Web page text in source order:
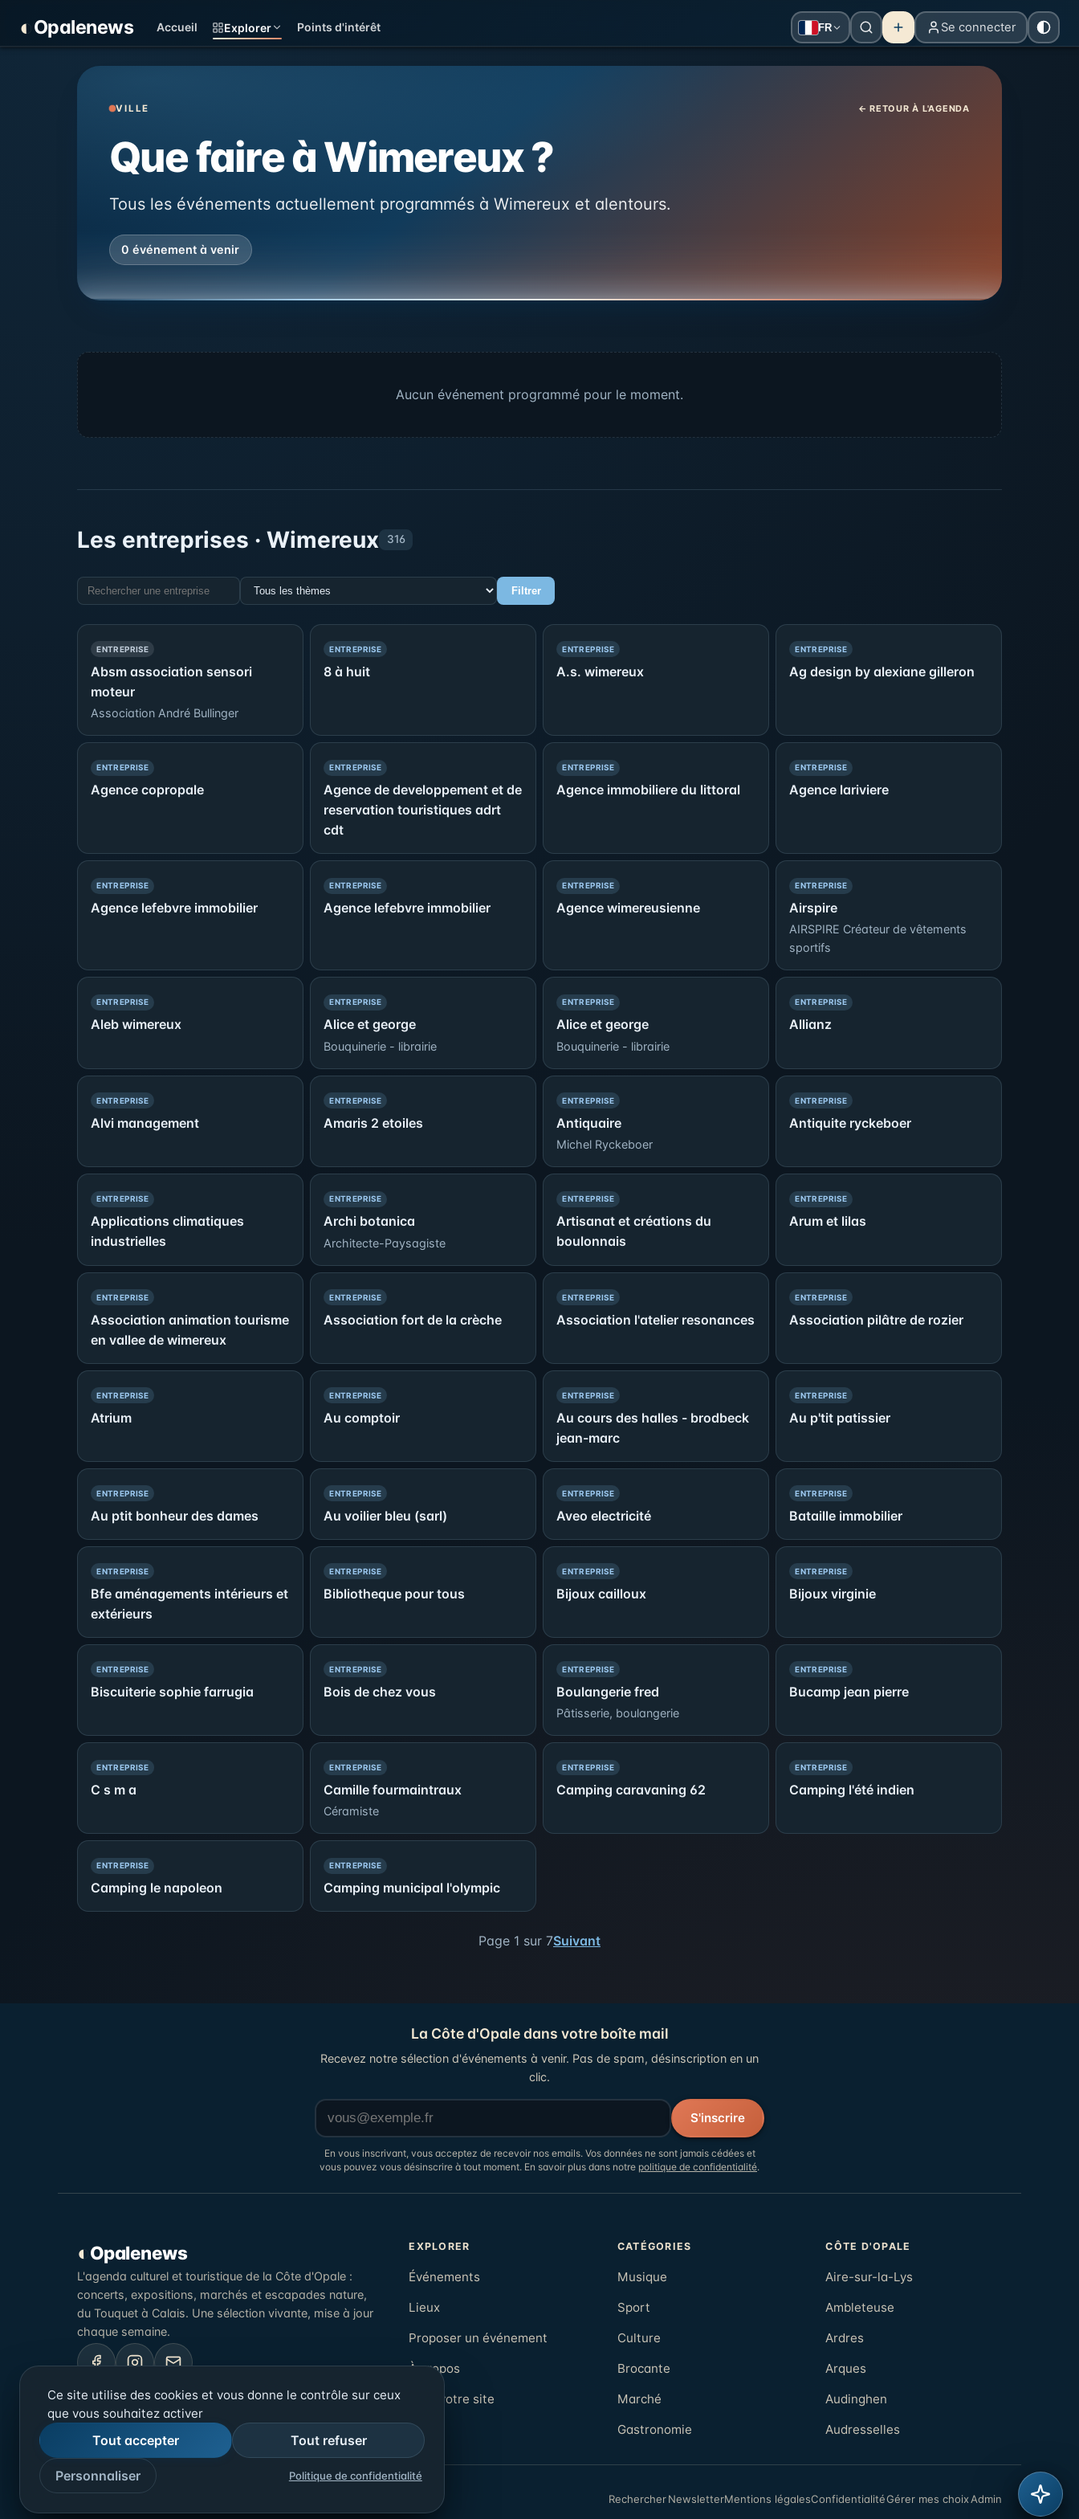
◐ Opalenews Accueil Explorer Points d'intérêt FR Se connecter
VILLE ← RETOUR À L'AGENDA
Que faire à Wimereux ?
Tous les événements actuellement programmés à Wimereux et alentours.
0 événement à venir
Aucun événement programmé pour le moment.
Les entreprises · Wimereux 316
Rechercher une entreprise
Thème Filtrer
ENTREPRISE— POSITIONNEMENT PRÉFÉRENTIEL
Absm association sensori
moteur
Association André Bullinger
ENTREPRISE— PRÉSENCE SIMPLE
8 à huit
ENTREPRISE— PRÉSENCE SIMPLE
A.s. wimereux
ENTREPRISE— PRÉSENCE SIMPLE
Ag design by alexiane gilleron
ENTREPRISE— PRÉSENCE SIMPLE
Agence copropale
ENTREPRISE— PRÉSENCE SIMPLE
Agence de developpement et de
reservation touristiques adrt
cdt
ENTREPRISE— PRÉSENCE SIMPLE
Agence immobiliere du littoral
ENTREPRISE— PRÉSENCE SIMPLE
Agence lariviere
ENTREPRISE— PRÉSENCE SIMPLE
Agence lefebvre immobilier
ENTREPRISE— PRÉSENCE SIMPLE
Agence lefebvre immobilier
ENTREPRISE— PRÉSENCE SIMPLE
Agence wimereusienne
ENTREPRISE— PRÉSENCE SIMPLE
Airspire
AIRSPIRE Créateur de vêtements
sportifs
ENTREPRISE— PRÉSENCE SIMPLE
Aleb wimereux
ENTREPRISE— PRÉSENCE SIMPLE
Alice et george
Bouquinerie - librairie
ENTREPRISE— PRÉSENCE SIMPLE
Alice et george
Bouquinerie - librairie
ENTREPRISE— PRÉSENCE SIMPLE
Allianz
ENTREPRISE— PRÉSENCE SIMPLE
Alvi management
ENTREPRISE— PRÉSENCE SIMPLE
Amaris 2 etoiles
ENTREPRISE— PRÉSENCE SIMPLE
Antiquaire
Michel Ryckeboer
ENTREPRISE— PRÉSENCE SIMPLE
Antiquite ryckeboer
ENTREPRISE— PRÉSENCE SIMPLE
Applications climatiques
industrielles
ENTREPRISE— PRÉSENCE SIMPLE
Archi botanica
Architecte-Paysagiste
ENTREPRISE— PRÉSENCE SIMPLE
Artisanat et créations du
boulonnais
ENTREPRISE— PRÉSENCE SIMPLE
Arum et lilas
ENTREPRISE— PRÉSENCE SIMPLE
Association animation tourisme
en vallee de wimereux
ENTREPRISE— PRÉSENCE SIMPLE
Association fort de la crèche
ENTREPRISE— PRÉSENCE SIMPLE
Association l'atelier resonances
ENTREPRISE— PRÉSENCE SIMPLE
Association pilâtre de rozier
ENTREPRISE— PRÉSENCE SIMPLE
Atrium
ENTREPRISE— PRÉSENCE SIMPLE
Au comptoir
ENTREPRISE— PRÉSENCE SIMPLE
Au cours des halles - brodbeck
jean-marc
ENTREPRISE— PRÉSENCE SIMPLE
Au p'tit patissier
ENTREPRISE— PRÉSENCE SIMPLE
Au ptit bonheur des dames
ENTREPRISE— PRÉSENCE SIMPLE
Au voilier bleu (sarl)
ENTREPRISE— PRÉSENCE SIMPLE
Aveo electricité
ENTREPRISE— PRÉSENCE SIMPLE
Bataille immobilier
ENTREPRISE— PRÉSENCE SIMPLE
Bfe aménagements intérieurs et
extérieurs
ENTREPRISE— PRÉSENCE SIMPLE
Bibliotheque pour tous
ENTREPRISE— PRÉSENCE SIMPLE
Bijoux cailloux
ENTREPRISE— PRÉSENCE SIMPLE
Bijoux virginie
ENTREPRISE— PRÉSENCE SIMPLE
Biscuiterie sophie farrugia
ENTREPRISE— PRÉSENCE SIMPLE
Bois de chez vous
ENTREPRISE— PRÉSENCE SIMPLE
Boulangerie fred
Pâtisserie, boulangerie
ENTREPRISE— PRÉSENCE SIMPLE
Bucamp jean pierre
ENTREPRISE— PRÉSENCE SIMPLE
C s m a
ENTREPRISE— PRÉSENCE SIMPLE
Camille fourmaintraux
Céramiste
ENTREPRISE— PRÉSENCE SIMPLE
Camping caravaning 62
ENTREPRISE— PRÉSENCE SIMPLE
Camping l'été indien
ENTREPRISE— PRÉSENCE SIMPLE
Camping le napoleon
ENTREPRISE— PRÉSENCE SIMPLE
Camping municipal l'olympic
Page 1 sur 7Suivant
La Côte d'Opale dans votre boîte mail
Recevez notre sélection d'événements à venir. Pas de spam, désinscription en un
clic.
S'inscrire
En vous inscrivant, vous acceptez de recevoir nos emails. Vos données ne sont jamais cédées et
vous pouvez vous désinscrire à tout moment. En savoir plus dans notre politique de confidentialité.
◐ Opalenews
L'agenda culturel et touristique de la Côte d'Opale :
concerts, expositions, marchés et escapades nature,
du Touquet à Calais. Une sélection vivante, mise à jour
chaque semaine.
EXPLORER
Événements
Lieux
Proposer un événement
À propos
Pour votre site
CATÉGORIES
Musique
Sport
Culture
Brocante
Marché
Gastronomie
CÔTE D'OPALE
Aire-sur-la-Lys
Ambleteuse
Ardres
Arques
Audinghen
Audresselles
RechercherNewsletterMentions légalesConfidentialitéGérer mes choix Admin
Ce site utilise des cookies et vous donne le contrôle sur ceux
que vous souhaitez activer
Tout accepter Tout refuser
Personnaliser Politique de confidentialité